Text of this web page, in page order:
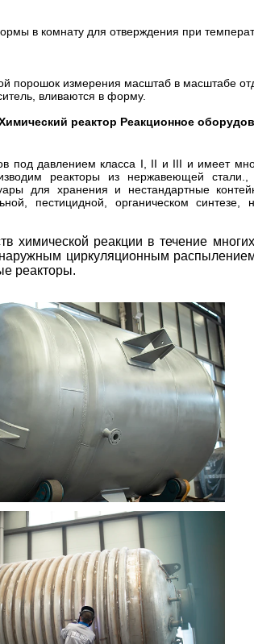
в комнату для отверждения при
порошок измерения масштаб в масштабе
вливаются в форму.
реактор Реакционное
под давлением класса I, II и III и имеет
реакторы из нержавеющей стали.,
для хранения и нестандартные
пестицидной, органическом синтезе,
химической реакции в течение
циркуляционным
реакторы.